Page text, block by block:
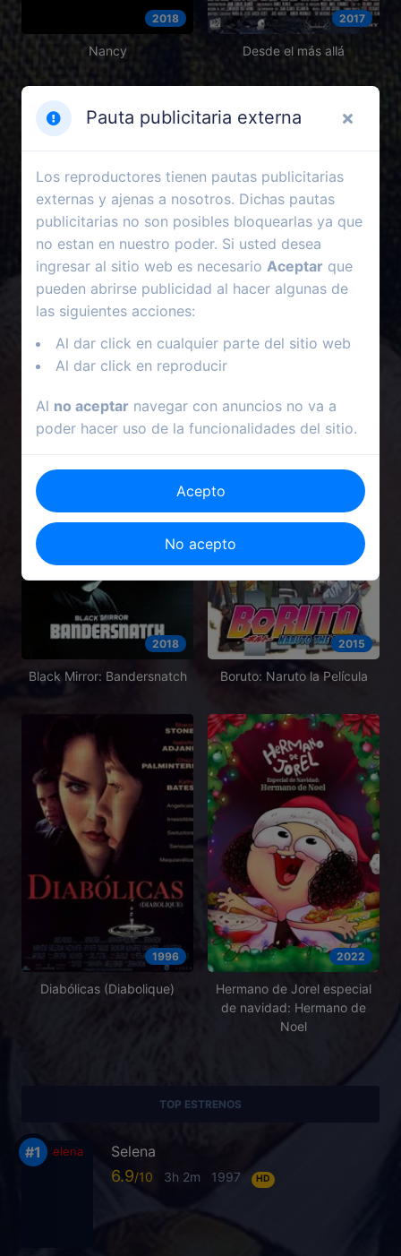
2018
Nancy
2017
Desde el más allá
La burbuja Mi pobre y dulce angelito
2018
Black Mirror: Bandersnatch
2015
Boruto: Naruto la Película
1996
Diabólicas (Diabolique)
2022
Hermano de Jorel especial
de navidad: Hermano de
Noel
TOP ESTRENOS
Selena
6.9 3h 2m 1997 HD
Pauta publicitaria externa
Los reproductores tienen pautas publicitarias
externas y ajenas a nosotros. Dichas pautas
publicitarias no son posibles bloquearlas ya que
no estan en nuestro poder. Si usted desea
ingresar al sitio web es necesario Aceptar que
pueden abrirse publicidad al hacer algunas de
las siguientes acciones:
Al dar click en cualquier parte del sitio web
Al dar click en reproducir
Al no aceptar navegar con anuncios no va a
poder hacer uso de la funcionalidades del sitio.
Acepto
No acepto